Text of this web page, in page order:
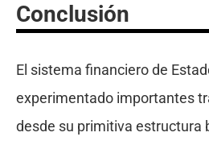
Conclusión
El sistema financiero de
experimentado importantes
desde su primitiva estructura